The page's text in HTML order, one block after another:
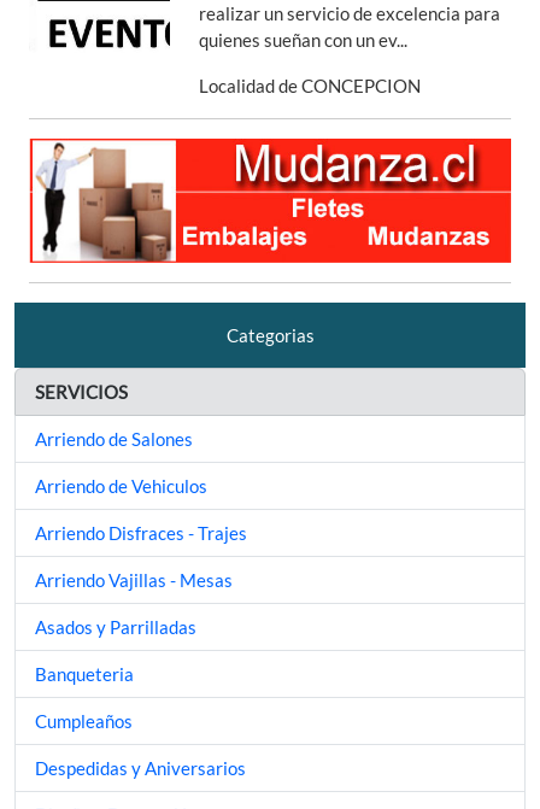
realizar un servicio de excelencia para
quienes sueñan con un ev...
Localidad de CONCEPCION
Categorias
SERVICIOS
Arriendo de Salones
Arriendo de Vehiculos
Arriendo Disfraces - Trajes
Arriendo Vajillas - Mesas
Asados y Parrilladas
Banqueteria
Cumpleaños
Despedidas y Aniversarios